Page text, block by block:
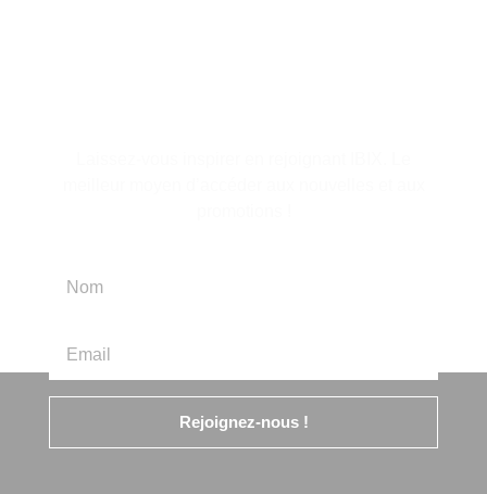
Rejoignez-nous !